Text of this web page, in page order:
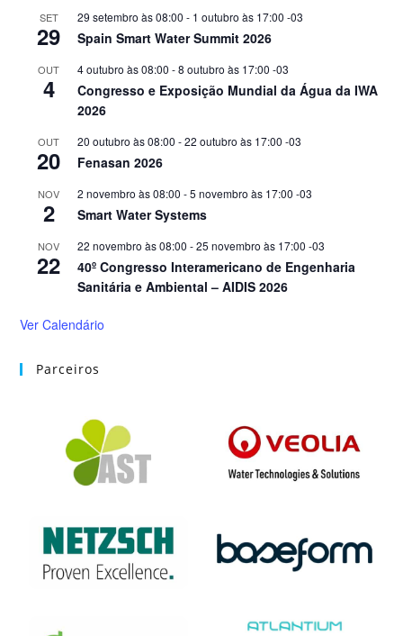
SET
29
29 setembro às 08:00 - 1 outubro às 17:00 -03
Spain Smart Water Summit 2026
OUT
4
4 outubro às 08:00 -8 outubro às 17:00 -03
Congresso e Exposição Mundial da Água da IWA
2026
OUT
20
20 outubro às 08:00 -22 outubro às 17:00 -03
Fenasan 2026
NOV
2
2 novembro às 08:00 -5 novembro às 17:00 -03
Smart Water Systems
NOV
22
22 novembro às 08:00 -25 novembro às 17:00 -03
40º Congresso Interamericano de Engenharia
Sanitária e Ambiental – AIDIS 2026
Ver Calendário
Parceiros